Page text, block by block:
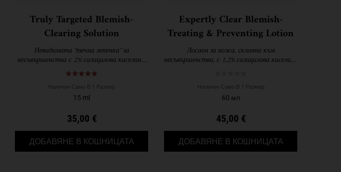
SKIN-SOOTHING & STABILIZING EMULSION
Truly Targeted Blemish-
Clearing Solution
Невидимата "течна лепенка" за
несъвършенства с 2% салицилова киселина,
специално формулирана за значително
намаляване на тъмните белези от пъпки.
Наличен Само В 1 Размер
15 ml
35,00 €
ДОБАВЯНЕ В КОШНИЦАТА TRULY TARGETED BLEMISH-CLEARING SOLUTION
Expertly Clear Blemish-
Treating & Preventing Lotion
Лосион за кожа, склонна към
несъвършенства, с 1,2% салицилова киселина
предотврати появата на нови.
Наличен Само В 1 Размер
60 мл
45,00 €
ДОБАВЯНЕ В КОШНИЦАТА